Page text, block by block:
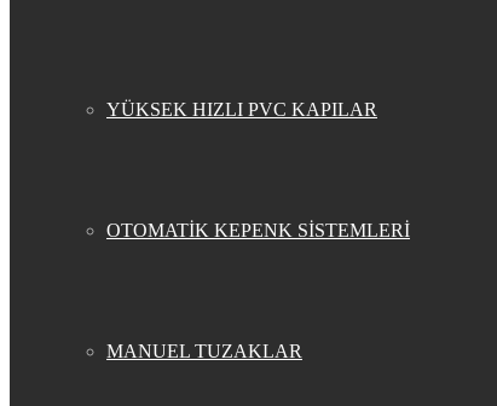
YÜKSEK HIZLI PVC KAPILAR
OTOMATİK KEPENK SİSTEMLERİ
MANUEL TUZAKLAR